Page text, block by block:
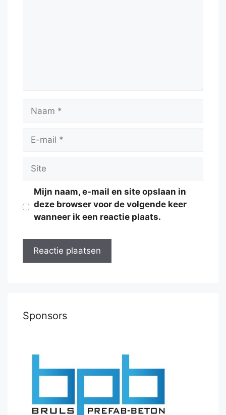
Naam
Site
Mijn naam, e-mail en site opslaan in
deze browser voor de volgende keer
wanneer ik een reactie plaats.
Sponsors